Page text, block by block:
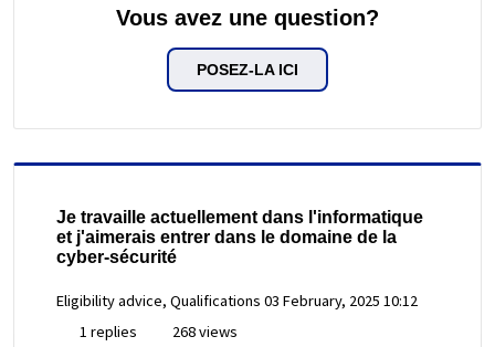
Vous avez une question?
POSEZ-LA ICI
Je travaille actuellement dans l'informatique
et j'aimerais entrer dans le domaine de la
cyber-sécurité
Eligibility advice, Qualifications 03 February, 2025 10:12
1 replies
268 views